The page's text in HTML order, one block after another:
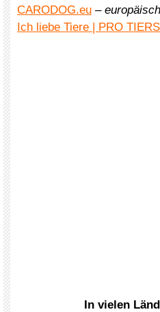
CARODOG.eu –
Ich liebe Tiere | PRO
In vielen